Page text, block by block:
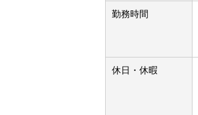
勤務時間
休日・休暇